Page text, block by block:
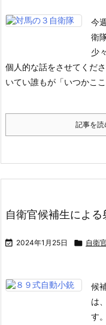
今
衛
少
個人的な話をさせてくださ
いてい誰もが「いつかこ
記事を読
自衛官候補生による
 2024年1月25日  自衛
候
は
す。